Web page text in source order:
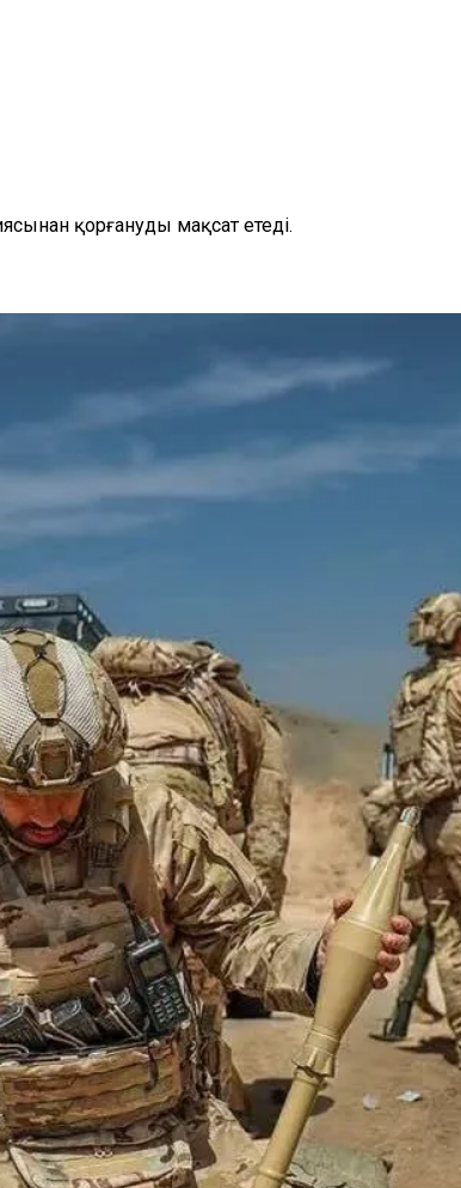
қорғануды мақсат етеді.